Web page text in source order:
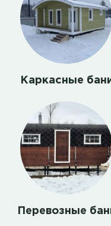
Каркасные
Перевозные